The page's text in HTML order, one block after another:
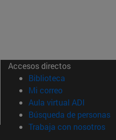
Accesos directos
Biblioteca (abre en
Mi correo(abre en
Aula virtual ADI (abre
Búsqueda de personas
Trabaja con nosotros